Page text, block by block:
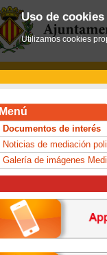
Menú
Documentos de interés
Noticias de mediación
Galería de imágenes
Uso de cookies
Utilizamos cookies